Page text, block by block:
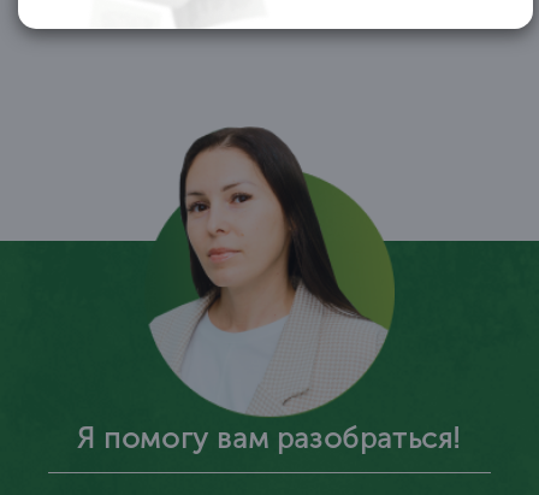
Я помогу вам разобраться!